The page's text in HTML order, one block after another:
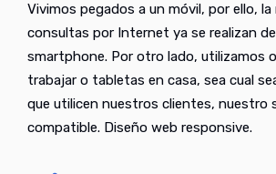
Vivimos pegados a un móvil, por ello, la
consultas por Internet ya se realizan
smartphone. Por otro lado, utilizamos
trabajar o tabletas en casa, sea cual
que utilicen nuestros clientes, nuestro
compatible. Diseño web responsive.